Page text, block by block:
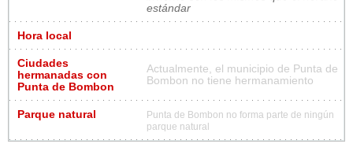
estándar
Hora local
Ciudades
hermanadas con
Punta de Bombon
Actualmente, el municipio de Punta de
Bombon no tiene hermanamiento
Parque natural
Punta de Bombon no forma parte de ningún
parque natural